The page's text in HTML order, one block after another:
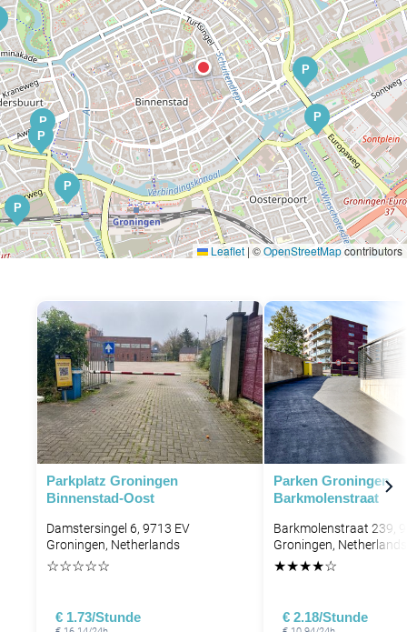
P
P
P
P
P
P
P
P
Leaflet | ©OpenStreetMapcontributors
Parkplatz Groningen
Binnenstad-Oost
Damstersingel 6, 9713 EV
Groningen, Netherlands
☆☆☆☆☆
€ 1.73/Stunde
Parken Groningen
Barkmolenstraat
Barkmolenstraat 239,
Groningen, Netherlands
★★★★☆
€ 2.18/Stunde